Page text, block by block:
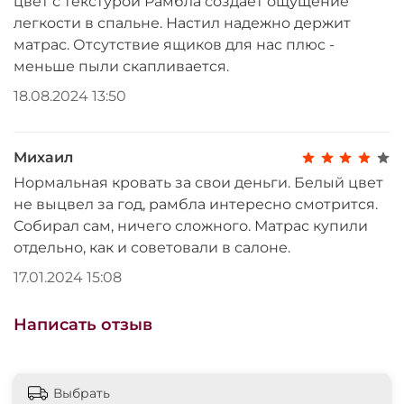
атмосферу в вашей спальне.
легкости в спальне. Настил надежно держит
матрас. Отсутствие ящиков для нас плюс -
меньше пыли скапливается.
18.08.2024 13:50
Михаил
Нормальная кровать за свои деньги. Белый цвет
не выцвел за год, рамбла интересно смотрится.
Собирал сам, ничего сложного. Матрас купили
отдельно, как и советовали в салоне.
17.01.2024 15:08
Написать отзыв
Выбрать